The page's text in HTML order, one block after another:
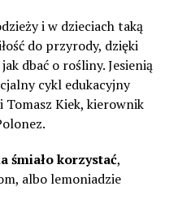
i w dzieciach taką
do przyrody, dzięki
dbać o rośliny. Jesienią
cykl edukacyjny
Tomasz Kiek, kierownik
śmiało korzystać,
albo lemoniadzie